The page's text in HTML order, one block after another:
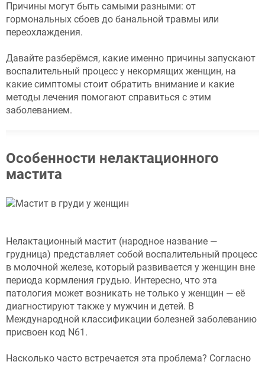
Причины могут быть самыми разными: от
гормональных сбоев до банальной травмы или
переохлаждения.
Давайте разберёмся, какие именно причины запускают
воспалительный процесс у некормящих женщин, на
какие симптомы стоит обратить внимание и какие
методы лечения помогают справиться с этим
заболеванием.
Особенности нелактационного
мастита
Нелактационный мастит (народное название —
грудница) представляет собой воспалительный процесс
в молочной железе, который развивается у женщин вне
периода кормления грудью. Интересно, что эта
патология может возникать не только у женщин — её
диагностируют также у мужчин и детей. В
Международной классификации болезней заболеванию
присвоен код N61.
Насколько часто встречается эта проблема? Согласно